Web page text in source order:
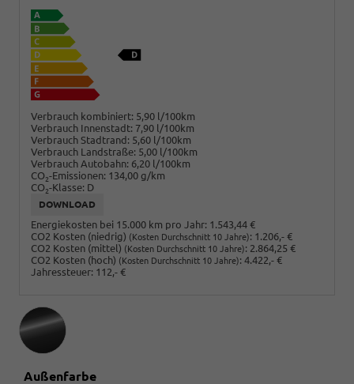
Verbrauch kombiniert: 5,90 l/100km
Verbrauch Innenstadt: 7,90 l/100km
Verbrauch Stadtrand: 5,60 l/100km
Verbrauch Landstraße: 5,00 l/100km
Verbrauch Autobahn: 6,20 l/100km
CO2-Emissionen: 134,00 g/km
CO2-Klasse: D
DOWNLOAD
Energiekosten bei 15.000 km pro Jahr: 1.543,44 €
CO2 Kosten (niedrig) (Kosten Durchschnitt 10 Jahre): 1.206,- €
CO2 Kosten (mittel) (Kosten Durchschnitt 10 Jahre): 2.864,25 €
CO2 Kosten (hoch) (Kosten Durchschnitt 10 Jahre): 4.422,- €
Jahressteuer: 112,- €
Außenfarbe